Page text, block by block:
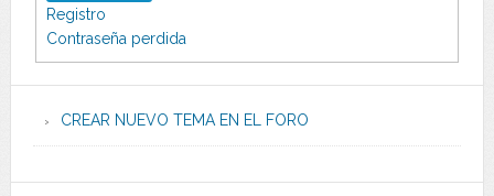
Registro
Contraseña perdida
CREAR NUEVO TEMA EN EL FORO